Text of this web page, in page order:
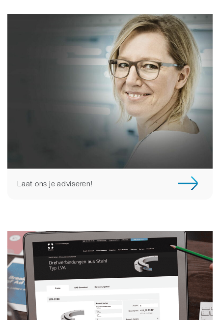
Laat ons je adviseren!